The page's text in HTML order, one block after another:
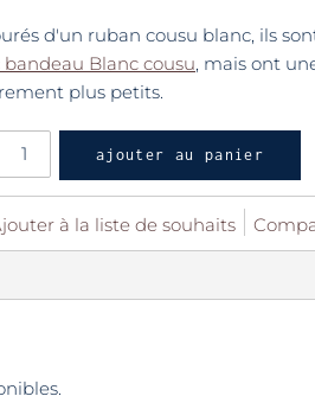
d'un ruban cousu blanc, ils
bandeau Blanc cousu, mais ont
plus petits.
ajouter au panier
à la liste de souhaits